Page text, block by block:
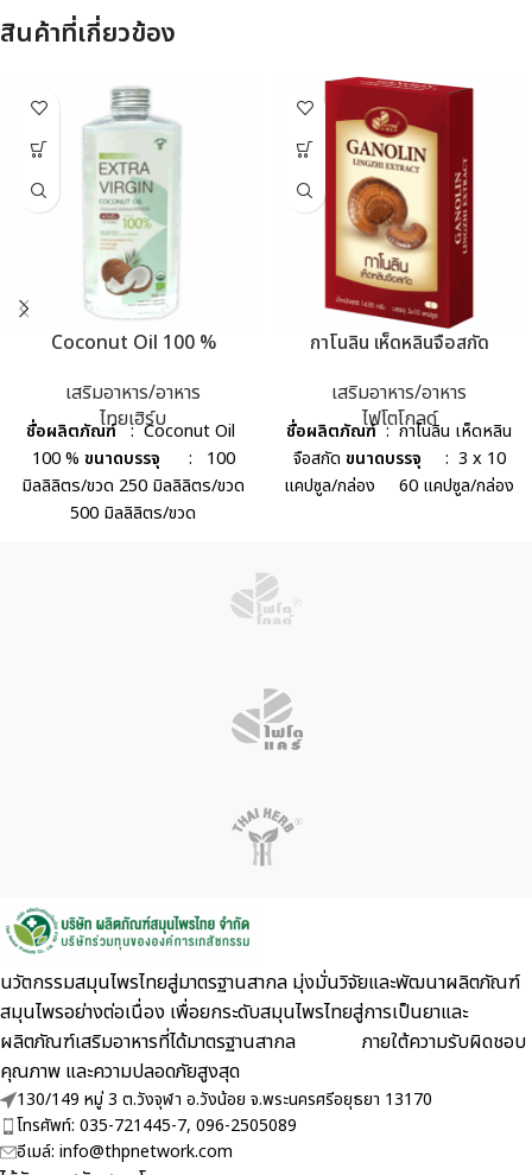
สินค้าที่เกี่ยวข้อง
Coconut Oil 100 %
เสริมอาหาร/อาหาร
ไทยเฮิร์บ
ชื่อผลิตภัณฑ์: Coconut Oil
100 % ขนาดบรรจุ : 100
มิลลิลิตร/ขวด 250 มิลลิลิตร/ขวด
500 มิลลิลิตร/ขวด
กาโนลิน เห็ดหลินจือสกัด
เสริมอาหาร/อาหาร
ไฟโตโกลด์
ชื่อผลิตภัณฑ์: กาโนลิน เห็ดหลิน
จือสกัด ขนาดบรรจุ : 3 x 10
แคปซูล/กล่อง 60 แคปซูล/กล่อง
นวัตกรรมสมุนไพรไทยสู่มาตรฐานสากล มุ่งมั่นวิจัยและพัฒนาผลิตภัณฑ์
สมุนไพรอย่างต่อเนื่อง เพื่อยกระดับสมุนไพรไทยสู่การเป็นยาและ
ผลิตภัณฑ์เสริมอาหารที่ได้มาตรฐานสากล ภายใต้ความรับผิดชอบ
คุณภาพ และความปลอดภัยสูงสุด
130/149 หมู่ 3 ต.วังจุฬา อ.วังน้อย จ.พระนครศรีอยุธยา 13170
โทรศัพท์: 035-721445-7, 096-2505089
อีเมล์: info@thpnetwork.com